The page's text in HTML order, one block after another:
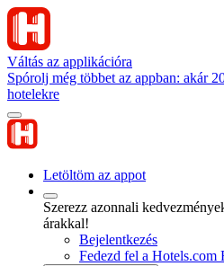
Váltás az applikációra
Spórolj még többet az appban: akár
hotelekre
Letöltöm az appot
Szerezz azonnali
árakkal!
Bejelentkezés
Fedezd fel a Hotels.com